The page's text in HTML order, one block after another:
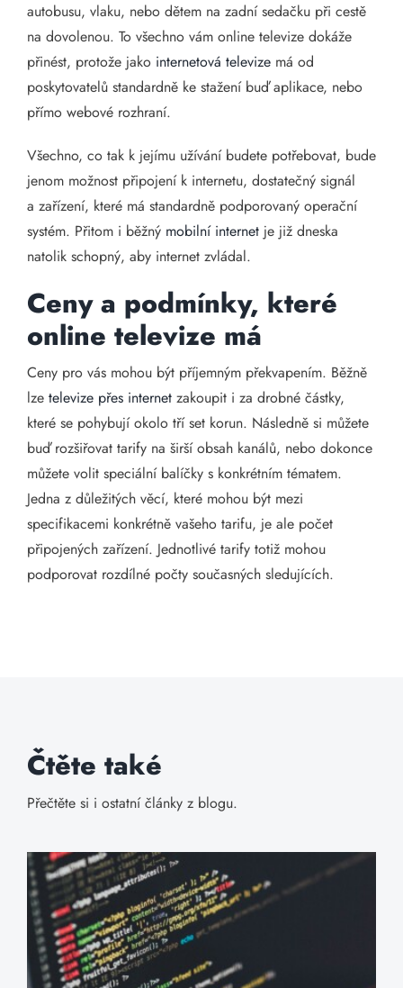
autobusu, vlaku, nebo dětem na zadní sedačku při cestě
na dovolenou. To všechno vám online televize dokáže
přinést, protože jako internetová televize má od
poskytovatelů standardně ke stažení buď aplikace, nebo
přímo webové rozhraní.
Všechno, co tak k jejímu užívání budete potřebovat, bude
jenom možnost připojení k internetu, dostatečný signál
a zařízení, které má standardně podporovaný operační
systém. Přitom i běžný mobilní internet je již dneska
natolik schopný, aby internet zvládal.
Ceny a podmínky, které
online televize má
Ceny pro vás mohou být příjemným překvapením. Běžně
lze televize přes internet zakoupit i za drobné částky,
které se pohybují okolo tří set korun. Následně si můžete
buď rozšiřovat tarify na širší obsah kanálů, nebo dokonce
můžete volit speciální balíčky s konkrétním tématem.
Jedna z důležitých věcí, které mohou být mezi
specifikacemi konkrétně vašeho tarifu, je ale počet
připojených zařízení. Jednotlivé tarify totiž mohou
podporovat rozdílné počty současných sledujících.
Čtěte také
Přečtěte si i ostatní články z blogu.